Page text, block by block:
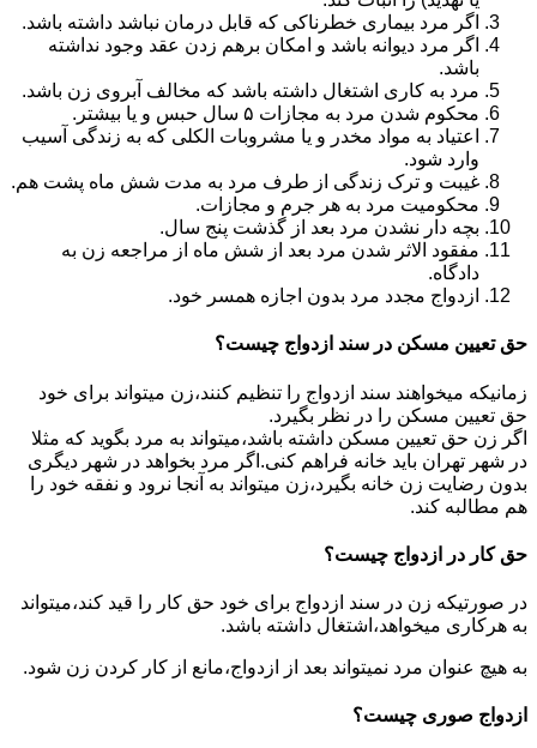
اگر مرد بیماری خطرناکی که قابل درمان نباشد داشته باشد.
اگر مرد دیوانه باشد و امکان برهم زدن عقد وجود نداشته
باشد.
مرد به کاری اشتغال داشته باشد که مخالف آبروی زن باشد.
محکوم شدن مرد به مجازات ۵ سال حبس و یا بیشتر.
اعتیاد به مواد مخدر و یا مشروبات الکلی که به زندگی آسیب
وارد شود.
غیبت و ترک زندگی از طرف مرد به مدت شش ماه پشت هم.
محکومیت مرد به هر جرم و مجازات.
بچه دار نشدن مرد بعد از گذشت پنج سال.
مفقود الاثر شدن مرد بعد از شش ماه از مراجعه زن به
دادگاه.
ازدواج مجدد مرد بدون اجازه همسر خود.
حق تعیین مسکن در سند ازدواج چیست؟
زمانیکه میخواهند سند ازدواج را تنظیم کنند،زن میتواند برای خود
حق تعیین مسکن را در نظر بگیرد.
اگر زن حق تعیین مسکن داشته باشد،میتواند به مرد بگوید که مثلا
در شهر تهران باید خانه فراهم کنی.اگر مرد بخواهد در شهر دیگری
بدون رضایت زن خانه بگیرد،زن میتواند به آنجا نرود و نفقه خود را
هم مطالبه کند.
حق کار در ازدواج چیست؟
در صورتیکه زن در سند ازدواج برای خود حق کار را قید کند،میتواند
به هرکاری میخواهد،اشتغال داشته باشد.
به هیچ عنوان مرد نمیتواند بعد از ازدواج،مانع از کار کردن زن شود.
ازدواج صوری چیست؟